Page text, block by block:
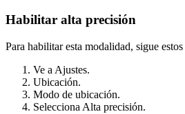
Habilitar alta precisión
Para habilitar esta modalidad, sigue estos
Ve a Ajustes.
Ubicación.
Modo de ubicación.
Selecciona Alta precisión.